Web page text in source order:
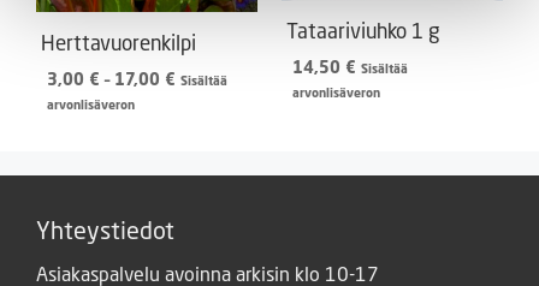
Herttavuorenkilpi
3,00 € – 17,00 € Hintaluokka:
Sisältää
arvonlisäveron
Tataariviuhko 1 g
14,50 € Sisältää
arvonlisäveron
Yhteystiedot
Asiakaspalvelu avoinna arkisin klo 10-17